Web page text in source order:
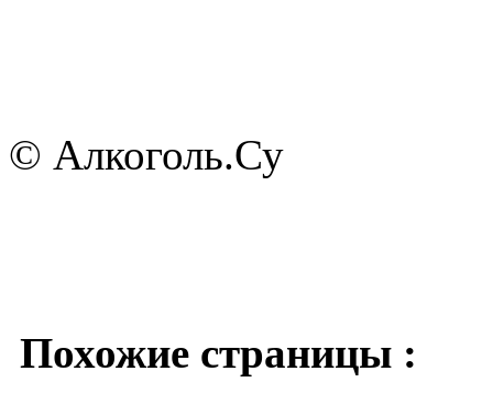
© Алкоголь.Су
Похожие страницы :